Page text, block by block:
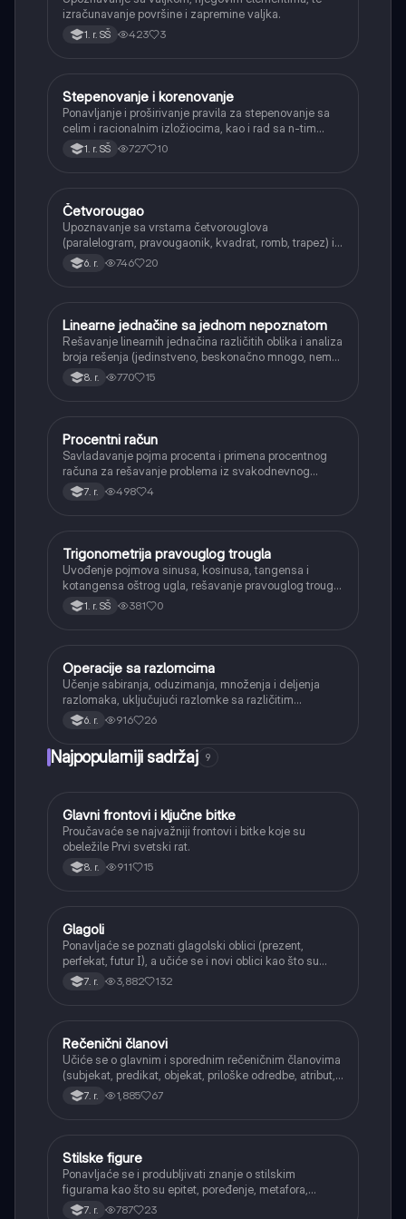
izračunavanje površine i zapremine valjka.
1. r. SŠ 423 3
Matematika
Stepenovanje i korenovanje
Ponavljanje i proširivanje pravila za stepenovanje sa
celim i racionalnim izložiocima, kao i rad sa n-tim
korenima i racionalizacijom imenioca.
1. r. SŠ 727 10
Matematika
Četvorougao
Upoznavanje sa vrstama četvorouglova
(paralelogram, pravougaonik, kvadrat, romb, trapez) i
njihovim osnovnim svojstvima.
6. r. 746 20
Matematika
Linearne jednačine sa jednom nepoznatom
Rešavanje linearnih jednačina različitih oblika i analiza
broja rešenja (jedinstveno, beskonačno mnogo, nema
rešenja).
8. r. 770 15
Matematika
Procentni račun
Savladavanje pojma procenta i primena procentnog
računa za rešavanje problema iz svakodnevnog
života, kao što su popusti, kamate i povećanja.
7. r. 498 4
Matematika
Trigonometrija pravouglog trougla
Uvođenje pojmova sinusa, kosinusa, tangensa i
kotangensa oštrog ugla, rešavanje pravouglog trougla
i primena osnovnih trigonometrijskih identiteta.
1. r. SŠ 381 0
Matematika
Operacije sa razlomcima
Učenje sabiranja, oduzimanja, množenja i deljenja
razlomaka, uključujući razlomke sa različitim
imeniocima.
6. r. 916 26
Najpopularniji sadržaj 9
Istorija
Glavni frontovi i ključne bitke
Proučavaće se najvažniji frontovi i bitke koje su
obeležile Prvi svetski rat.
8. r. 911 15
Srpski jezik
Glagoli
Ponavljaće se poznati glagolski oblici (prezent,
perfekat, futur I), a učiće se i novi oblici kao što su
aorist, imperfekat, pluskvamperfekat, futur II, kao i
glagolski prilozi i pridevi.
7. r. 3,882 132
Srpski jezik
Rečenični članovi
Učiće se o glavnim i sporednim rečeničnim članovima
(subjekat, predikat, objekat, priloške odredbe, atribut,
apozicija) i njihovoj funkciji.
7. r. 1,885 67
Srpski jezik
Stilske figure
Ponavljaće se i produbljivati znanje o stilskim
figurama kao što su epitet, poređenje, metafora,
personifikacija, hiperbola, onomatopeja, aliteracija i
7. r. 787 23